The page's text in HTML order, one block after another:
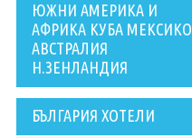
ЮЖНИ АМЕРИКА И
АФРИКА КУБА МЕКСИКО
АВСТРАЛИЯ
Н.ЗЕНЛАНДИЯ
БЪЛГАРИЯ ХОТЕЛИ